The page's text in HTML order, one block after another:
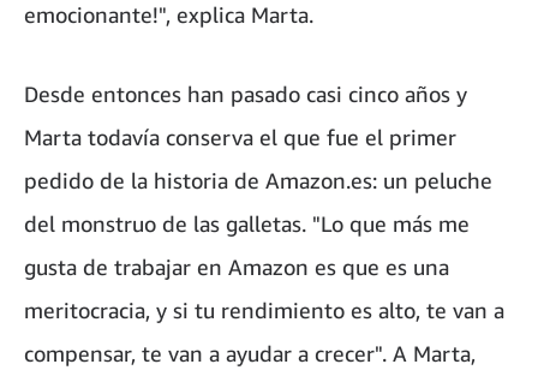
emocionante!", explica Marta.
Desde entonces han pasado casi cinco años y
Marta todavía conserva el que fue el primer
pedido de la historia de Amazon.es: un peluche
del monstruo de las galletas. "Lo que más me
gusta de trabajar en Amazon es que es una
meritocracia, y si tu rendimiento es alto, te van a
compensar, te van a ayudar a crecer". A Marta,